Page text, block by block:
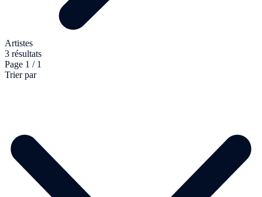
Artistes
3 résultats
Page 1 / 1
Trier par